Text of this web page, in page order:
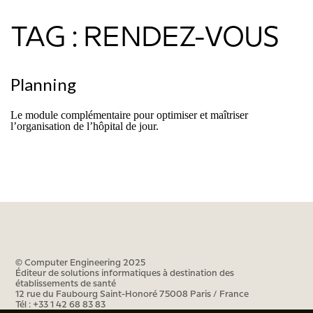
TAG : RENDEZ-VOUS
Planning
Le module complémentaire pour optimiser et maîtriser
l’organisation de l’hôpital de jour.
© Computer Engineering 2025
Éditeur de solutions informatiques à destination des
établissements de santé
12 rue du Faubourg Saint-Honoré 75008 Paris / France
Tél : +33 1 42 68 83 83